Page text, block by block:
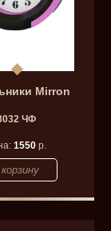
Mirron
ЧФ
1550р.